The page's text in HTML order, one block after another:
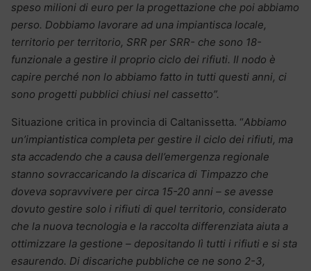
speso milioni di euro per la progettazione che poi abbiamo
perso. Dobbiamo lavorare ad una impiantisca locale,
territorio per territorio, SRR per SRR- che sono 18-
funzionale a gestire il proprio ciclo dei rifiuti. Il nodo è
capire perché non lo abbiamo fatto in tutti questi anni, ci
sono progetti pubblici chiusi nel cassetto”.
Situazione critica in provincia di Caltanissetta. “Abbiamo
un’impiantistica completa per gestire il ciclo dei rifiuti, ma
sta accadendo che a causa dell’emergenza regionale
stanno sovraccaricando la discarica di Timpazzo che
doveva sopravvivere per circa 15-20 anni – se avesse
dovuto gestire solo i rifiuti di quel territorio, considerato
che la nuova tecnologia e la raccolta differenziata aiuta a
ottimizzare la gestione – depositando lì tutti i rifiuti e si sta
esaurendo. Di discariche pubbliche ce ne sono 2-3,